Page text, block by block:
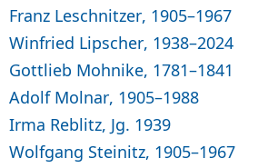
Franz Leschnitzer, 1905–1967
Winfried Lipscher, 1938–2024
Gottlieb Mohnike, 1781–1841
Adolf Molnar, 1905–1988
Irma Reblitz, Jg. 1939
Wolfgang Steinitz, 1905–1967